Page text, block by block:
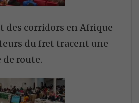
des corridors en Afrique
du fret tracent une
route.